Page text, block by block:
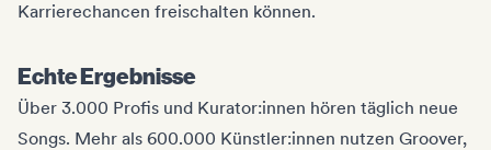
Karrierechancen freischalten können.
Echte Ergebnisse
Über 3.000 Profis und Kurator:innen hören täglich neue
Songs. Mehr als 600.000 Künstler:innen nutzen Groover,